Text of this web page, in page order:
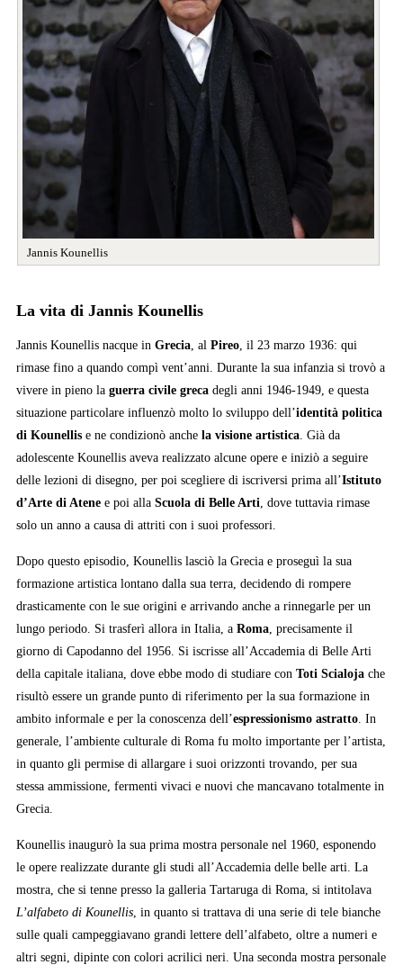
Jannis Kounellis
La vita di Jannis Kounellis
Jannis Kounellis nacque in Grecia, al Pireo, il 23 marzo 1936: qui
rimase fino a quando compì vent’anni. Durante la sua infanzia si trovò a
vivere in pieno la guerra civile grecadegli anni 1946-1949, e questa
situazione particolare influenzò molto lo sviluppo dell’identità politica
di Kounellise ne condizionò anche la visione artistica. Già da
adolescente Kounellis aveva realizzato alcune opere e iniziò a seguire
delle lezioni di disegno, per poi scegliere di iscriversi prima all’Istituto
d’Arte di Atenee poi alla Scuola di Belle Arti , dove tuttavia rimase
solo un anno a causa di attriti con i suoi professori.
Dopo questo episodio, Kounellis lasciò la Grecia e proseguì la sua
formazione artistica lontano dalla sua terra, decidendo di rompere
drasticamente con le sue origini e arrivando anche a rinnegarle per un
lungo periodo. Si trasferì allora in Italia, a Roma, precisamente il
giorno di Capodanno del 1956. Si iscrisse all’Accademia di Belle Arti
della capitale italiana, dove ebbe modo di studiare con Toti Scialojache
risultò essere un grande punto di riferimento per la sua formazione in
ambito informale e per la conoscenza dell’espressionismo astratto. In
generale, l’ambiente culturale di Roma fu molto importante per l’artista,
in quanto gli permise di allargare i suoi orizzonti trovando, per sua
stessa ammissione, fermenti vivaci e nuovi che mancavano totalmente in
Grecia.
Kounellis inaugurò la sua prima mostra personale nel 1960, esponendo
le opere realizzate durante gli studi all’Accademia delle belle arti. La
mostra, che si tenne presso la galleria Tartaruga di Roma, si intitolava
L’alfabeto di Kounellis, in quanto si trattava di una serie di tele bianche
sulle quali campeggiavano grandi lettere dell’alfabeto, oltre a numeri e
altri segni, dipinte con colori acrilici neri. Una seconda mostra personale